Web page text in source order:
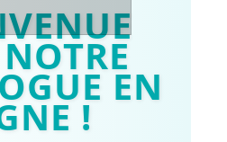
EN
!